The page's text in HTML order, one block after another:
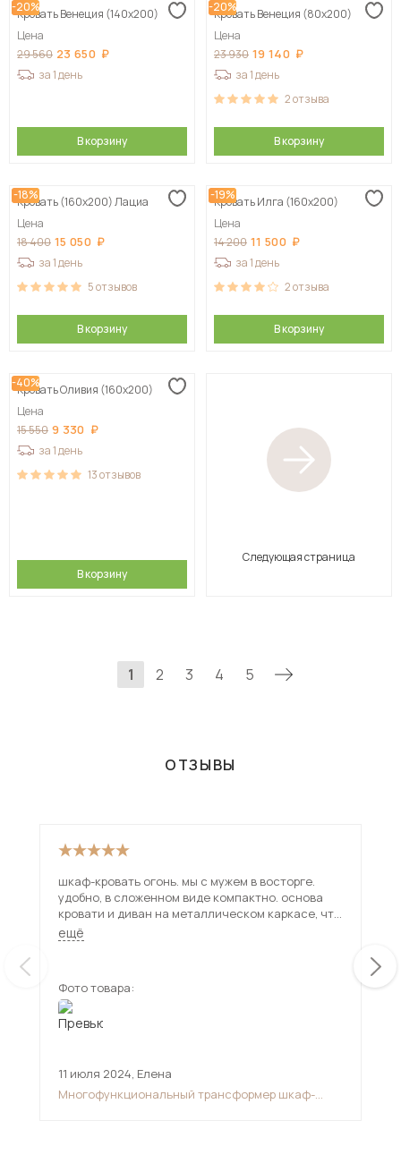
-20%
Кровать Венеция (140х200)
Цена
29 560 23 650
за 1 день
В корзину
-20%
Кровать Венеция (80х200)
Цена
23 930 19 140
за 1 день
2отзыва
В корзину
-18%
Кровать (160х200) Лациа
Цена
18 400 15 050
за 1 день
5отзывов
В корзину
-19%
Кровать Илга (160х200)
Цена
14 200 11 500
за 1 день
2отзыва
В корзину
-40%
Кровать Оливия (160х200)
Цена
15 550 9 330
за 1 день
13отзывов
В корзину
Следующая страница
1 2 3 4 5
ОТЗЫВЫ
шкаф-кровать огонь. мы с мужем в восторге.
удобно, в сложенном виде компактно. основа
кровати и диван на металлическом каркасе, что
делает ее не убиваемой. собрали часа за три.
очень жаль, что расцветок дивана мало, я очень
держат кровать в разобранном виде, она все
равно поднимается кверху
ещё
Фото товара:
11 июля 2024, Елена
Многофункциональный трансформер шкаф-